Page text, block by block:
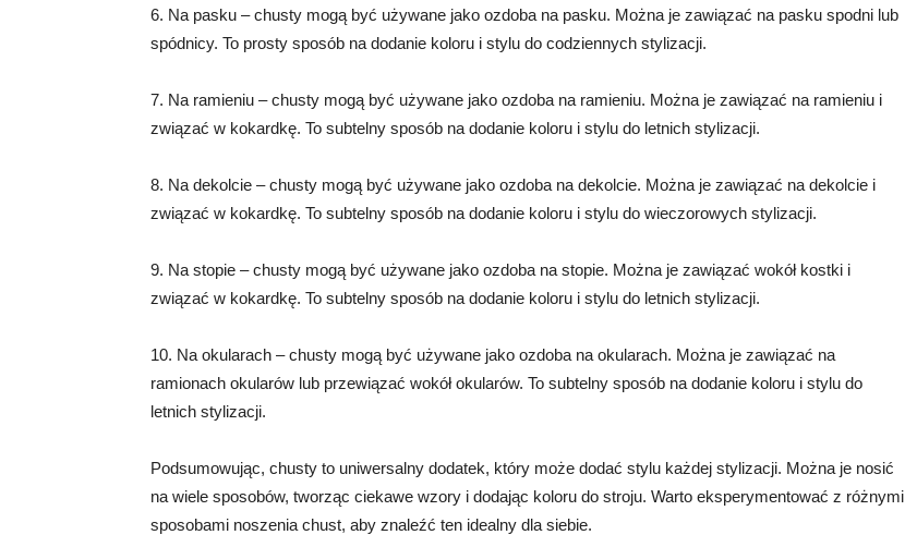
6. Na pasku – chusty mogą być używane jako ozdoba na pasku. Można je zawiązać na pasku spodni lub
spódnicy. To prosty sposób na dodanie koloru i stylu do codziennych stylizacji.
7. Na ramieniu – chusty mogą być używane jako ozdoba na ramieniu. Można je zawiązać na ramieniu i
związać w kokardkę. To subtelny sposób na dodanie koloru i stylu do letnich stylizacji.
8. Na dekolcie – chusty mogą być używane jako ozdoba na dekolcie. Można je zawiązać na dekolcie i
związać w kokardkę. To subtelny sposób na dodanie koloru i stylu do wieczorowych stylizacji.
9. Na stopie – chusty mogą być używane jako ozdoba na stopie. Można je zawiązać wokół kostki i
związać w kokardkę. To subtelny sposób na dodanie koloru i stylu do letnich stylizacji.
10. Na okularach – chusty mogą być używane jako ozdoba na okularach. Można je zawiązać na
ramionach okularów lub przewiązać wokół okularów. To subtelny sposób na dodanie koloru i stylu do
letnich stylizacji.
Podsumowując, chusty to uniwersalny dodatek, który może dodać stylu każdej stylizacji. Można je nosić
na wiele sposobów, tworząc ciekawe wzory i dodając koloru do stroju. Warto eksperymentować z różnymi
sposobami noszenia chust, aby znaleźć ten idealny dla siebie.